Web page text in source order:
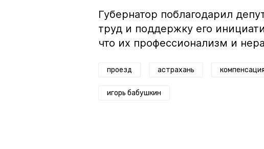
Губернатор поблагодарил
труд и поддержку его
что их профессионализм и
проезд астрахань компенсация
игорь бабушкин